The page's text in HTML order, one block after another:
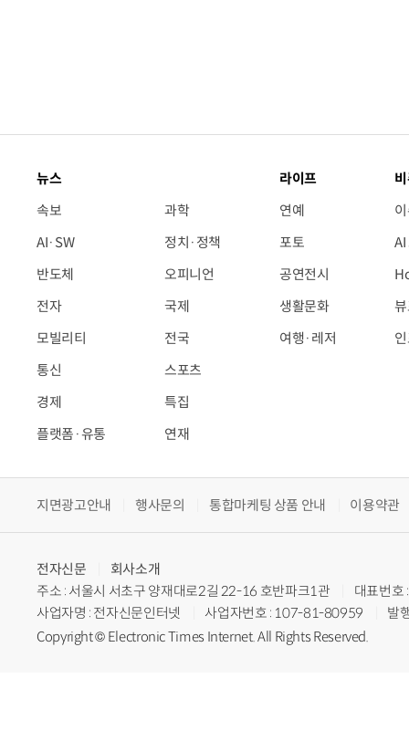
뉴스
속보
AI·SW
반도체
전자
모빌리티
통신
경제
플랫폼·유통
과학
정치·정책
오피니언
국제
전국
스포츠
특집
연재
라이프
연예
포토
공연전시
생활문화
여행·레저
지면광고안내 행사문의 통합마케팅 상품 안내 이용약관
전자신문
회사소개
주소 : 서울시 서초구 양재대로2길 22-16 호반파크1관
대표번
사업자명 : 전자신문인터넷
사업자번호 : 107-81-80959
발
Copyright © Electronic Times Internet. All Rights Reserved.